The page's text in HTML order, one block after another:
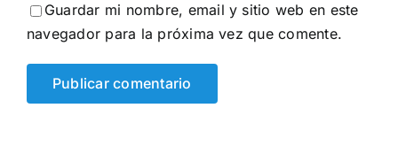
Guardar mi nombre, email y sitio web en este
navegador para la próxima vez que comente.